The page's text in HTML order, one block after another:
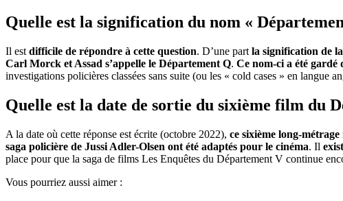
Quelle est la signification du nom «
Il est difficile de répondre à cette question. D’une part la signification de
Carl Morck et Assad s’appelle le Département Q. Ce nom-ci a été gardé
investigations policières classées sans suite (ou les « cold cases » en langue
Quelle est la date de sortie du sixième film du
A la date où cette réponse est écrite (octobre 2022), ce sixième long-métrage
saga policière de Jussi Adler-Olsen ont été adaptés pour le cinéma. Il
place pour que la saga de films Les Enquêtes du Département V continue
Vous pourriez aussi aimer :